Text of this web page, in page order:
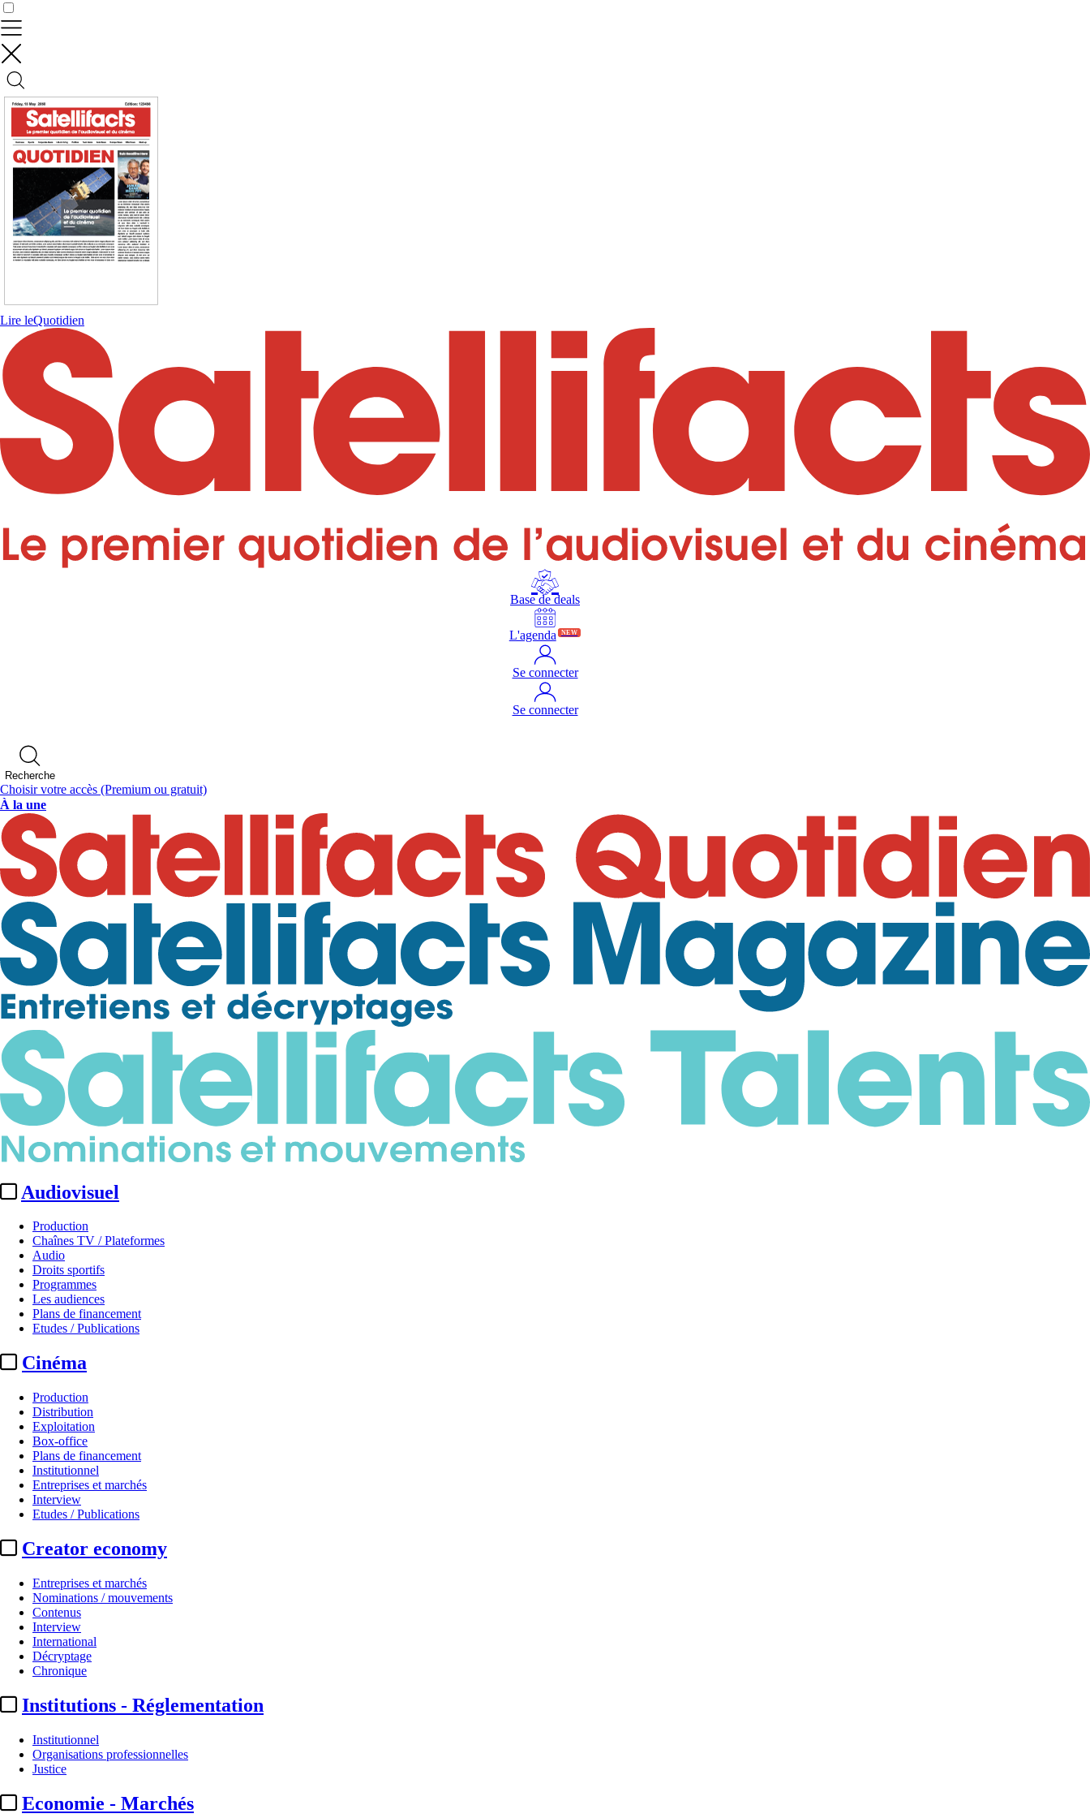
Lire leQuotidien
Base de deals
L'agenda NEW
Se connecter
Se connecter
Recherche
Choisir votre accès (Premium ou gratuit)
À la une
Audiovisuel
Production
Chaînes TV / Plateformes
Audio
Droits sportifs
Programmes
Les audiences
Plans de financement
Etudes / Publications
Cinéma
Production
Distribution
Exploitation
Box-office
Plans de financement
Institutionnel
Entreprises et marchés
Interview
Etudes / Publications
Creator economy
Entreprises et marchés
Nominations / mouvements
Contenus
Interview
International
Décryptage
Chronique
Institutions - Réglementation
Institutionnel
Organisations professionnelles
Justice
Economie - Marchés
Production
Federation International :
Par
AS
Contrôler vos données